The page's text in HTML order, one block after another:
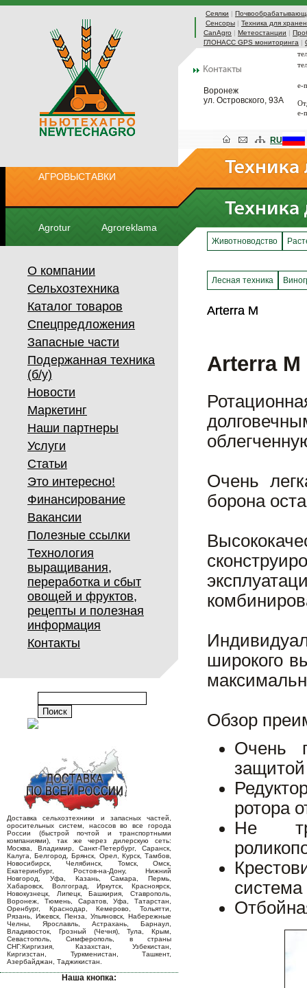
Сеялки |
Сенсоры | Техника для
CanAgro | Метеостанции |
ГЛОНАСС GPS мониторинга |
Воронеж
ул. Островского, 93А
e-
e-
АГРОВЫСТАВКИ
Agrotur Agroreklama
RU
О компании
Сельхозтехника
Каталог товаров
Спецпредложения
Запасные части
Подержанная техника
(б/у)
Новости
Маркетинг
Наши партнеры
Услуги
Статьи
Это интересно!
Финансирование
Вакансии
Полезные ссылки
Технология
выращивания,
переработка и сбыт
овощей и фруктов,
рецепты и полезная
информация
Контакты
Доставка сельхозтехники и запасных частей,
оросительных систем, насосов во все города
России (быстрой почтой и транспортными
компаниями), так же через дилерскую сеть:
Москва, Владимир, Санкт-Петербург, Саранск,
Калуга, Белгород, Брянск, Орел, Курск, Тамбов,
Новосибирск, Челябинск, Томск, Омск,
Екатеринбург, Ростов-на-Дону, Нижний
Новгород, Уфа, Казань, Самара, Пермь,
Хабаровск, Волгоград, Иркутск, Красноярск,
Новокузнецк, Липецк, Башкирия, Ставрополь,
Воронеж, Тюмень, Саратов, Уфа, Татарстан,
Оренбург, Краснодар, Кемерово, Тольятти,
Рязань, Ижевск, Пенза, Ульяновск, Набережные
Челны, Ярославль, Астрахань, Барнаул,
Владивосток, Грозный (Чечня), Тула, Крым,
Севастополь, Симферополь, в страны
СНГ:Киргизия, Казахстан, Узбекистан,
Киргизстан, Туркменистан, Ташкент,
Азербайджан, Таджикистан.
Наша кнопка:
Животноводство
Лесная техника
Arterra M
Arterra M
Arterra M
Очень
борона
широкого
Обзор
Очень
ротора
Не